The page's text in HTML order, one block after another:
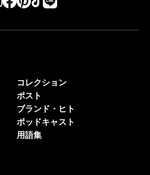
コレクション
ポスト
ブランド・ヒト
ポッドキャスト
用語集